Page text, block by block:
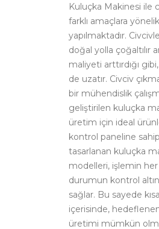
Kuluçka Makinesi ile
farklı amaçlara
yapılmaktadır.
doğal yolla çoğaltılır
maliyeti arttırdığı
de uzatır. Civciv
bir mühendislik
geliştirilen kuluçka
üretim için ideal
kontrol paneline
tasarlanan kuluçka
modelleri, işlemin her
durumun kontrol
sağlar. Bu sayede
içerisinde,
üretimi mümkün